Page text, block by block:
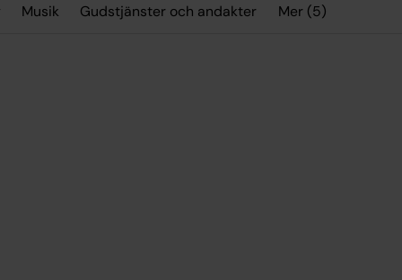
Musik Gudstjänster och andakter Mer (5)